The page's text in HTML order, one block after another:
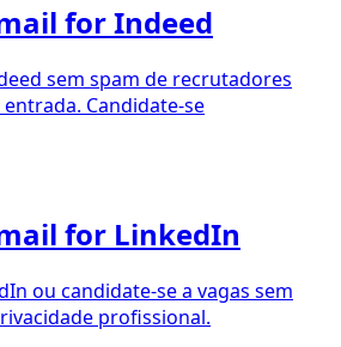
for Indeed
sem spam de recrutadores
Candidate-se
for LinkedIn
ou candidate-se a vagas sem
profissional.